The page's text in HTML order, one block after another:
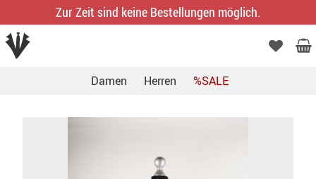
Zur Zeit sind keine Bestellungen möglich.
Damen Herren %SALE